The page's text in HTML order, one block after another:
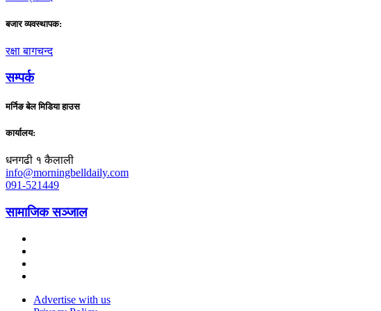
बजार व्यवस्थापक:
रक्षा बागचन्द
सम्पर्क
मर्निङ बेल मिडिया हाउस
कार्यालय:
धनगढी १ कैलाली
info@morningbelldaily.com
091-521449
सामाजिक सञ्जाल
Advertise with us